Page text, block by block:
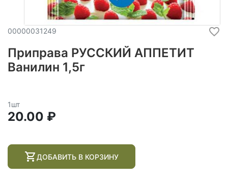
00000031249
Приправа РУССКИЙ АППЕТИТ
Ванилин 1,5г
1шт
20.00 ₽
ДОБАВИТЬ В КОРЗИНУ